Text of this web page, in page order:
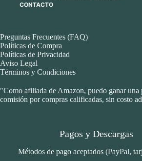
CONTACTO
Preguntas Frecuentes (FAQ)
Políticas de Compra
Políticas de Privacidad
Aviso Legal
Términos y Condiciones
"Como afiliada de Amazon, puedo ganar una
comisión por compras calificadas, sin costo
Pagos y Descargas
Métodos de pago aceptados (PayPal,